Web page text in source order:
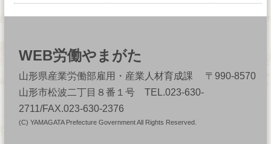
WEB労働やまがた
山形県産業労働部雇用・産業人材育成課 〒990-8570
山形市松波二丁目８番１号 TEL.023-630-
2711/FAX.023-630-2376
(C) YAMAGATA Prefecture Government All Rights Reserved.